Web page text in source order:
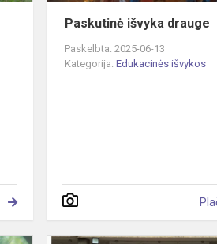
Paskutinė išvyka drauge
Paskelbta: 2025-06-13
Kategorija:Edukacinės išvykos